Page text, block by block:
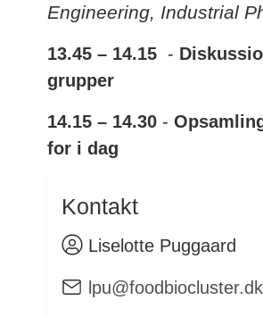
Engineering, Industrial
13.45 – 14.15 -
grupper
14.15 – 14.30 -
for i dag
Kontakt
Liselotte Puggaard
lpu@foodbiocluster.dk